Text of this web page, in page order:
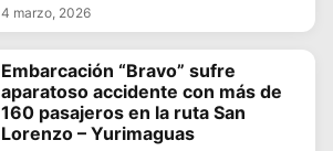
4 marzo, 2026
Embarcación “Bravo” sufre
aparatoso accidente con más de
160 pasajeros en la ruta San
Lorenzo – Yurimaguas